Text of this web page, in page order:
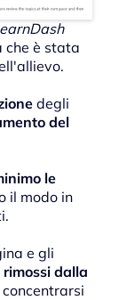
che è stata
degli
del
le
il modo in
e gli
dalla